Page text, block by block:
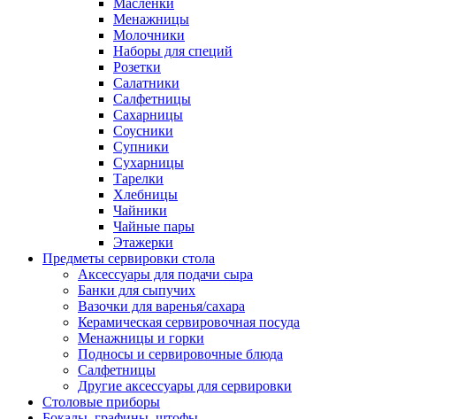
Масленки
Менажницы
Молочники
Наборы для специй
Розетки
Салатники
Салфетницы
Сахарницы
Соусники
Супники
Сухарницы
Тарелки
Хлебницы
Чайники
Чайные пары
Этажерки
Предметы сервировки стола
Аксессуары для подачи сыра
Банки для сыпучих
Вазочки для варенья/сахара
Керамическая сервировочная посуда
Менажницы и горки
Подносы и сервировочные блюда
Салфетницы
Другие аксессуары для сервировки
Столовые приборы